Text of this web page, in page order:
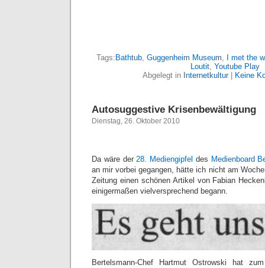
Tags: Bathtub, Guggenheim Museum,
I met the
Loutit, Youtube Play
Abgelegt in Internetkultur| Keine
Autosuggestive Krisenbewältigung
Dienstag, 26. Oktober 2010
Da wäre der28. Mediengipfel des Medienboard
an mir vorbei gegangen, hätte ich nicht am
Zeitung einen schönen Artikel von Fabian
einigermaßen vielversprechend begann.
Bertelsmann-Chef Hartmut Ostrowski hat